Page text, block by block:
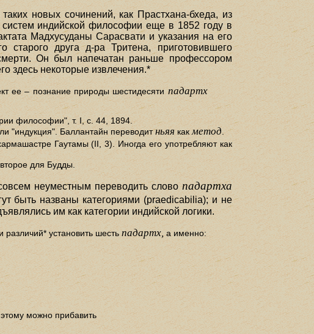
новых сочинений, как Прастхана-бхеда, из
систем индийской философии еще в 1852 году в
Мадхусуданы Сарасвати и указания на его
друга д-ра Тритена, приготовившего
Он был напечатан раньше профессором
здесь некоторые извлечения.*
ее – познание природы шестидесятипадартх
философии", т. I, с. 44, 1894.
"индукция". Баллантайн переводитньяя как метод.
Гаутамы (II, 3). Иногда его употребляют как
для Будды.
неуместным переводить словопадартха
быть названы категориями (praedicabilia); и не
им как категории индийской логики.
установить шестьпадартх, а именно:
можно прибавить